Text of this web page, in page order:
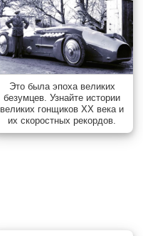
Это была эпоха великих
безумцев. Узнайте истории
великих гонщиков XX века и
их скоростных рекордов.